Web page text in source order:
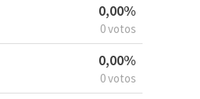
0,00%
0 votos
0,00%
0 votos